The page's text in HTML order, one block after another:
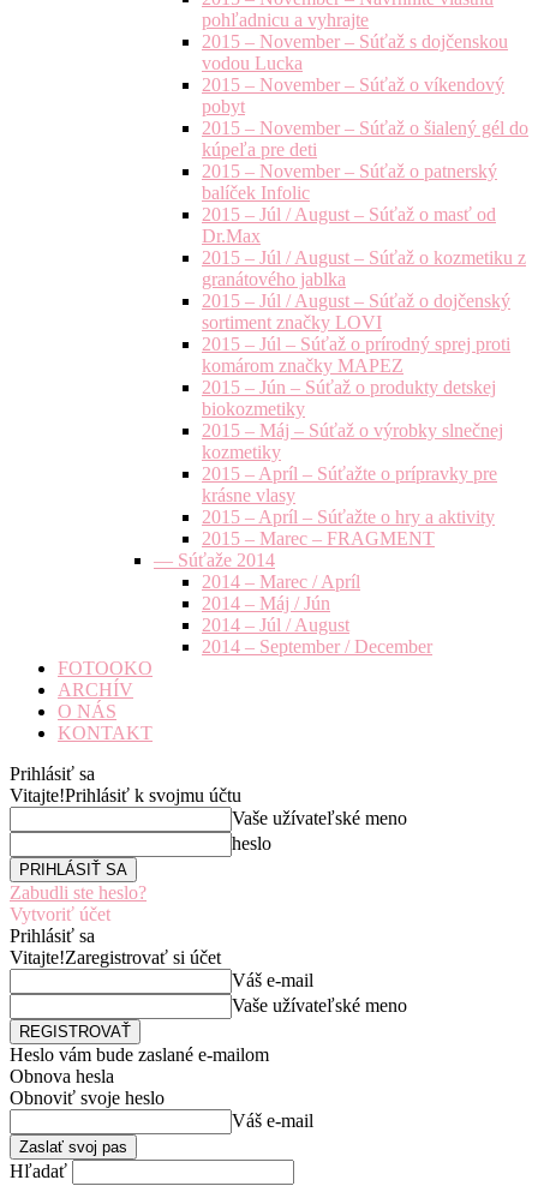
pohľadnicu a vyhrajte
2015 – November – Súťaž s dojčenskou
vodou Lucka
2015 – November – Súťaž o víkendový
pobyt
2015 – November – Súťaž o šialený gél do
kúpeľa pre deti
2015 – November – Súťaž o patnerský
balíček Infolic
2015 – Júl / August – Súťaž o masť od
Dr.Max
2015 – Júl / August – Súťaž o kozmetiku z
granátového jablka
2015 – Júl / August – Súťaž o dojčenský
sortiment značky LOVI
2015 – Júl – Súťaž o prírodný sprej proti
komárom značky MAPEZ
2015 – Jún – Súťaž o produkty detskej
biokozmetiky
2015 – Máj – Súťaž o výrobky slnečnej
kozmetiky
2015 – Apríl – Súťažte o prípravky pre
krásne vlasy
2015 – Apríl – Súťažte o hry a aktivity
2015 – Marec – FRAGMENT
— Súťaže 2014
2014 – Marec / Apríl
2014 – Máj / Jún
2014 – Júl / August
2014 – September / December
FOTOOKO
ARCHÍV
O NÁS
KONTAKT
Prihlásiť sa
Vitajte!Prihlásiť k svojmu účtu
Vaše užívateľské meno
heslo
Zabudli ste heslo?
Vytvoriť účet
Prihlásiť sa
Vitajte!Zaregistrovať si účet
Váš e-mail
Vaše užívateľské meno
Heslo vám bude zaslané e-mailom
Obnova hesla
Obnoviť svoje heslo
Váš e-mail
Hľadať